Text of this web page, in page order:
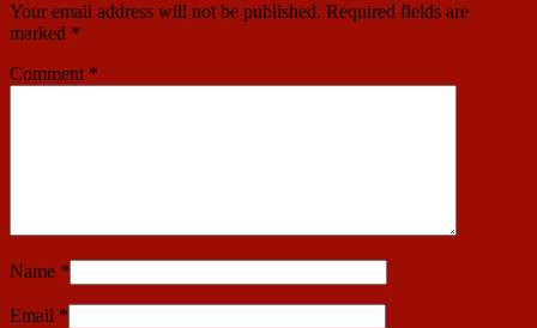
Your email address will not be published. Required fields are
marked *
Comment *
Name *
Email *